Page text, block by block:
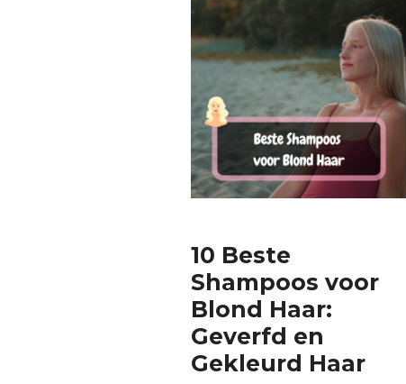
10 Beste
Shampoos voor
Blond Haar:
Geverfd en
Gekleurd Haar